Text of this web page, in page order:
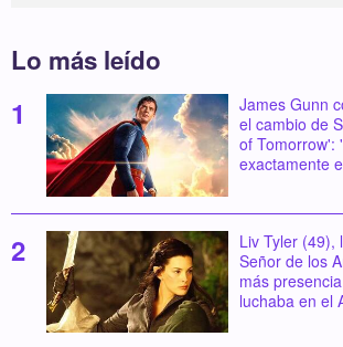
Lo más leído
James Gunn
el cambio de
of Tomorrow':
exactamente
Liv Tyler (49),
Señor de los
más
luchaba en el